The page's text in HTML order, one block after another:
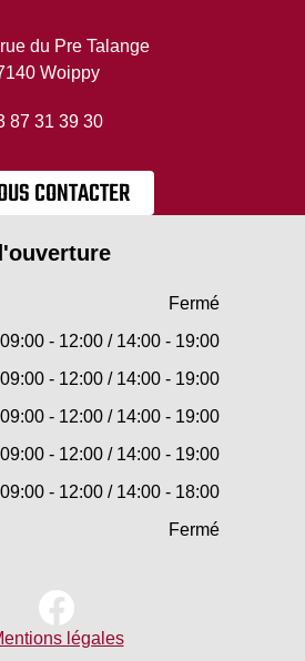
du Pre Talange
Woippy
87 31 39 30
CONTACTER
Fermé
09:00 - 12:00 / 14:00 - 19:00
09:00 - 12:00 / 14:00 - 19:00
09:00 - 12:00 / 14:00 - 19:00
09:00 - 12:00 / 14:00 - 19:00
09:00 - 12:00 / 14:00 - 18:00
Fermé
légales